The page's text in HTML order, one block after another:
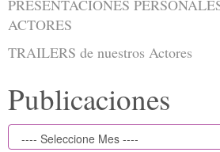
PRESENTACIONES
ACTORES
TRAILERS de nuestros Actores
Publicaciones